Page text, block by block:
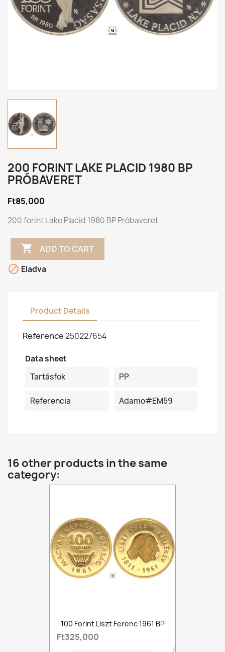
200 FORINT LAKE PLACID 1980 BP
PRÓBAVERET
Ft85,000
200 forint Lake Placid 1980 BP Próbaveret
 ADD TO CART
 Eladva
Product Details
Reference250227654
Data sheet
Tartásfok
PP
Referencia Adamo#EM59
16 other products in the same
category:
100 Forint Liszt Ferenc 1961 BP
Ft325,000